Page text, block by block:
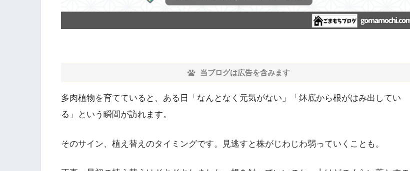
当ブログは広告を含みます
多肉植物を育てていると、ある日「なんとなく元気がない」「鉢底から根がはみ出してい
る」という瞬間が訪れます。
そのサイン、植え替えのタイミングです。見逃すと株がじわじわ弱っていくことも。